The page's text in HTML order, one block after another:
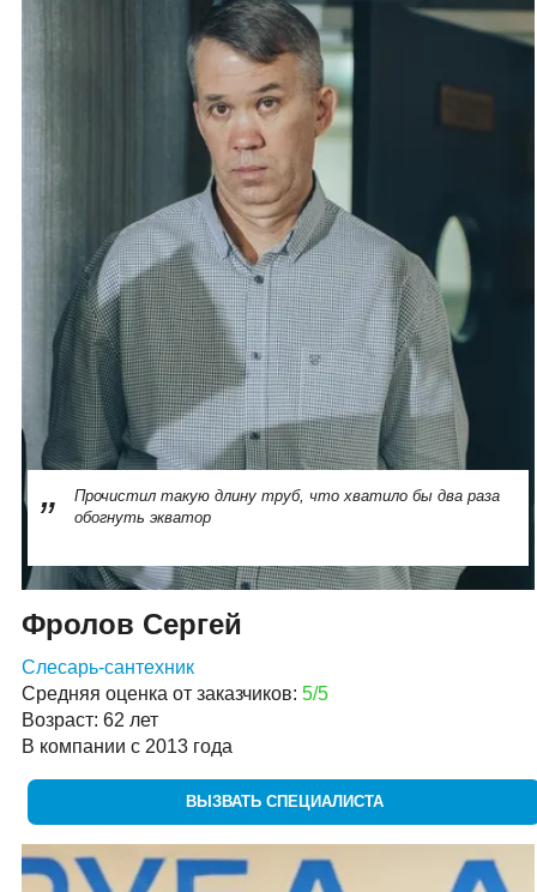
Прочистил такую длину труб, что хватило бы два раза
обогнуть экватор
Фролов Сергей
Слесарь-сантехник
Средняя оценка от заказчиков: 5/5
Возраст: 62 лет
В компании с 2013 года
ВЫЗВАТЬ СПЕЦИАЛИСТА